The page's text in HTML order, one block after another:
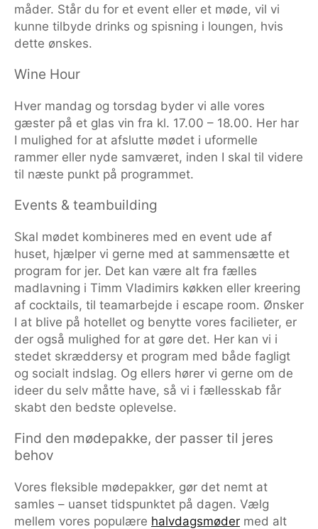
måder. Står du for et event eller et møde, vil vi
kunne tilbyde drinks og spisning i loungen, hvis
dette ønskes.
Wine Hour
Hver mandag og torsdag byder vi alle vores
gæster på et glas vin fra kl. 17.00 – 18.00. Her har
I mulighed for at afslutte mødet i uformelle
rammer eller nyde samværet, inden I skal til videre
til næste punkt på programmet.
Events & teambuilding
Skal mødet kombineres med en event ude af
huset, hjælper vi gerne med at sammensætte et
program for jer. Det kan være alt fra fælles
madlavning i Timm Vladimirs køkken eller kreering
af cocktails, til teamarbejde i escape room. Ønsker
I at blive på hotellet og benytte vores facilieter, er
der også mulighed for at gøre det. Her kan vi i
stedet skræddersy et program med både fagligt
og socialt indslag. Og ellers hører vi gerne om de
ideer du selv måtte have, så vi i fællesskab får
skabt den bedste oplevelse.
Find den mødepakke, der passer til jeres
behov
Vores fleksible mødepakker, gør det nemt at
samles – uanset tidspunktet på dagen. Vælg
mellem vores populære halvdagsmøder med alt